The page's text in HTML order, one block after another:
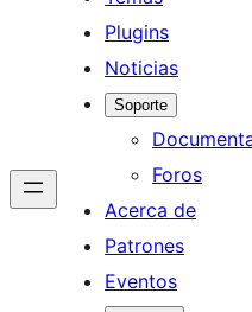
Plugins
Noticias
Soporte
Foros
Acerca de
Patrones
Eventos